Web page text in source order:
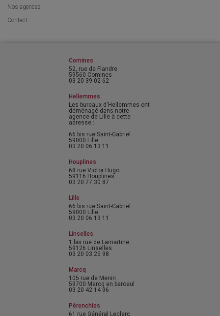
Nos agences
Contact
Comines
52, rue de Flandre
59560 Comines
03 20 39 02 62
Hellemmes
Les bureaux d'Hellemmes ont
déménagé dans notre
agence de Lille à cette
adresse :
66 bis rue Saint-Gabriel
59000 Lille
03 20 06 13 11
Houplines
68 rue Victor Hugo
59116 Houplines
03 20 77 30 87
Lille
66 bis rue Saint-Gabriel
59000 Lille
03 20 06 13 11
Linselles
1 bis rue de Lamartine
59126 Linselles
03 20 03 25 98
Marcq
105 rue de Menin
59700 Marcq en baroeul
03 20 42 14 96
Pérenchies
61 rue Général Leclerc